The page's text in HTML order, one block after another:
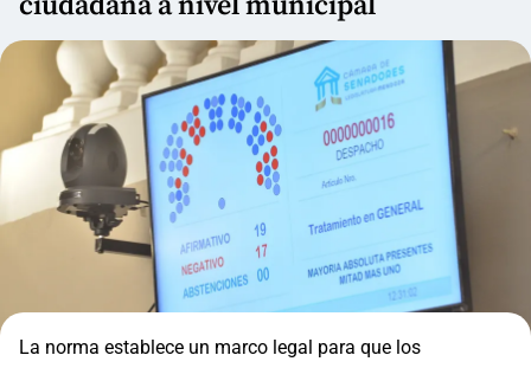
La norma establece un marco legal para que los